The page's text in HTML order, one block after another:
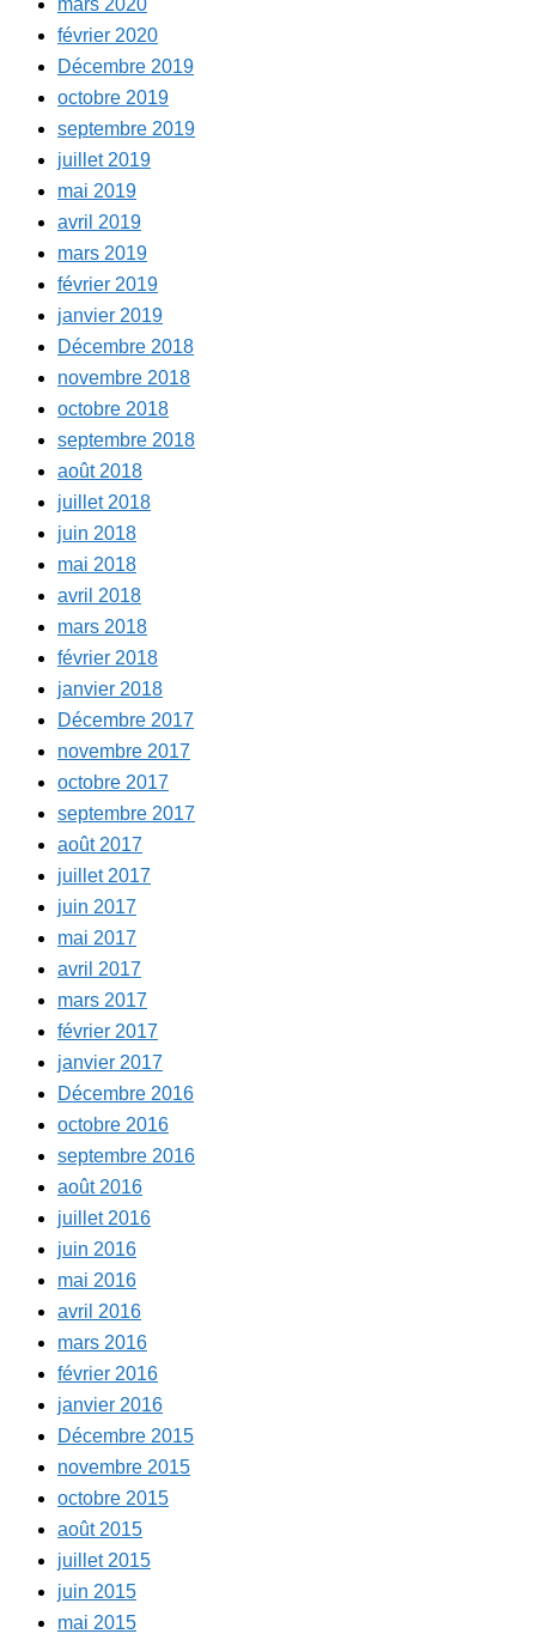
mars 2020
février 2020
Décembre 2019
octobre 2019
septembre 2019
juillet 2019
mai 2019
avril 2019
mars 2019
février 2019
janvier 2019
Décembre 2018
novembre 2018
octobre 2018
septembre 2018
août 2018
juillet 2018
juin 2018
mai 2018
avril 2018
mars 2018
février 2018
janvier 2018
Décembre 2017
novembre 2017
octobre 2017
septembre 2017
août 2017
juillet 2017
juin 2017
mai 2017
avril 2017
mars 2017
février 2017
janvier 2017
Décembre 2016
octobre 2016
septembre 2016
août 2016
juillet 2016
juin 2016
mai 2016
avril 2016
mars 2016
février 2016
janvier 2016
Décembre 2015
novembre 2015
octobre 2015
août 2015
juillet 2015
juin 2015
mai 2015